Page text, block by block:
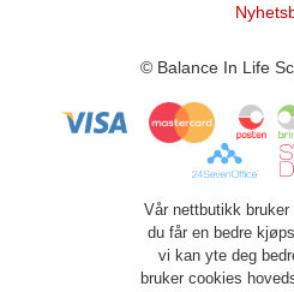
© Balance In Life
Vår nettbutikk
du får en bedre
vi kan yte deg
bruker cookies